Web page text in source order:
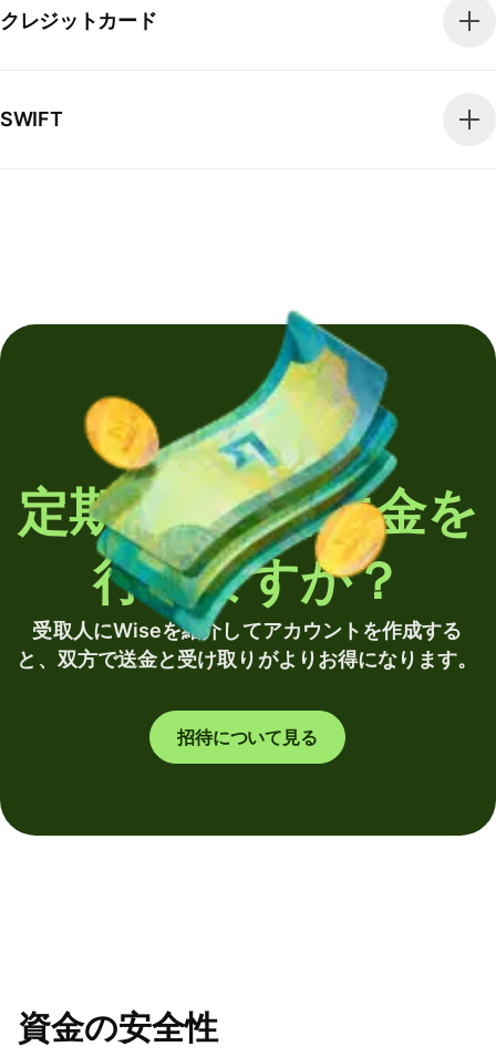
クレジットカード
SWIFT
定期的に海外送金を
行いますか？
受取人にWiseを紹介してアカウントを作成する
と、双方で送金と受け取りがよりお得になります。
招待について見る
資金の安全性